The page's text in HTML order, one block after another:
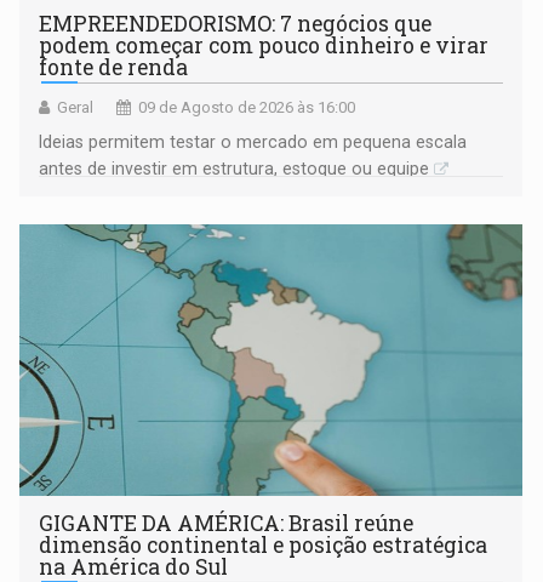
EMPREENDEDORISMO: 7 negócios que
podem começar com pouco dinheiro e virar
fonte de renda
Geral 09 de Agosto de 2026 às 16:00
Ideias permitem testar o mercado em pequena escala
antes de investir em estrutura, estoque ou equipe
GIGANTE DA AMÉRICA: Brasil reúne
dimensão continental e posição estratégica
na América do Sul